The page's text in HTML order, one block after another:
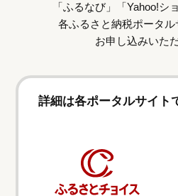
「ふるなび」「Yahoo!シ
各ふるさと納税ポータル
お申し込みいた
詳細は各ポータルサイト